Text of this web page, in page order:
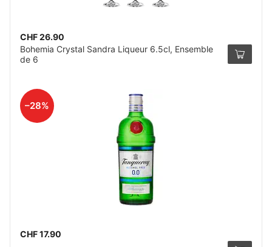
CHF 26.90
Bohemia Crystal Sandra Liqueur 6.5cl, Ensemble
de 6
–28%
CHF 17.90